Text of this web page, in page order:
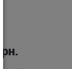
грн.